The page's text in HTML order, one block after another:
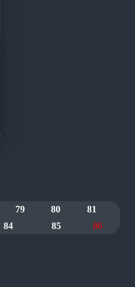
79 80
81
84 85 86